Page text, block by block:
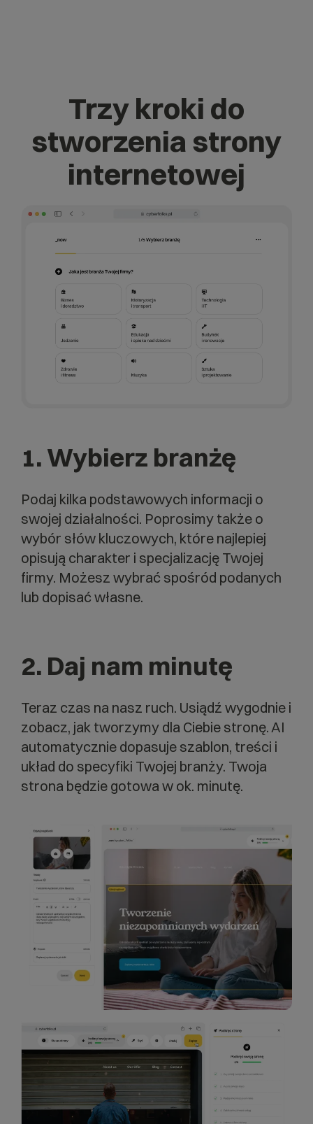
Trzy kroki do
stworzenia strony
internetowej
1. Wybierz branżę
Podaj kilka podstawowych informacji o
swojej działalności. Poprosimy także o
wybór słów kluczowych, które najlepiej
opisują charakter i specjalizację Twojej
firmy. Możesz wybrać spośród podanych
lub dopisać własne.
2. Daj nam minutę
Teraz czas na nasz ruch. Usiądź wygodnie i
zobacz, jak tworzymy dla Ciebie stronę. AI
automatycznie dopasuje szablon, treści i
układ do specyfiki Twojej branży. Twoja
strona będzie gotowa w ok. minutę.